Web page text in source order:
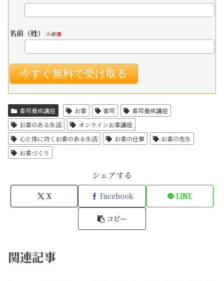
名前（姓） ※必須
香司養成講座 お香 香司
香司養成講座
お香のある生活
オンラインお香講座
心と体に効くお香のある生活
お香の仕事
お香の先生
お香づくり
シェアする
X Facebook LINE
コピー
関連記事